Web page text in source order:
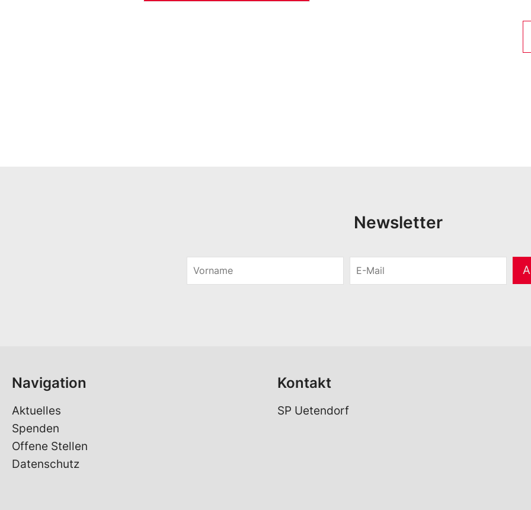
Newsletter
r
M
Navigation
Aktuelles
Spenden
Offene Stellen
Datenschutz
Kontakt
SP Uetendorf